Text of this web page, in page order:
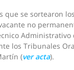
que se sortearon
no
Administrativo
los Tribunales
(ver acta).